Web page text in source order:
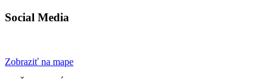
Social Media
Zobraziť na mape